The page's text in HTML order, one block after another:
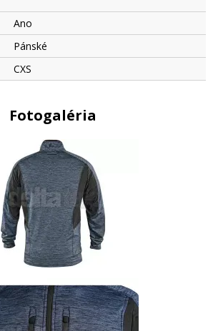
Ano
Pánské
CXS
Fotogaléria